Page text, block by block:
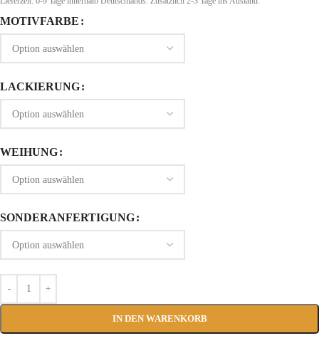
MOTIVFARBE
LACKIERUNG
WEIHUNG
SONDERANFERTIGUNG
IN DEN WARENKORB